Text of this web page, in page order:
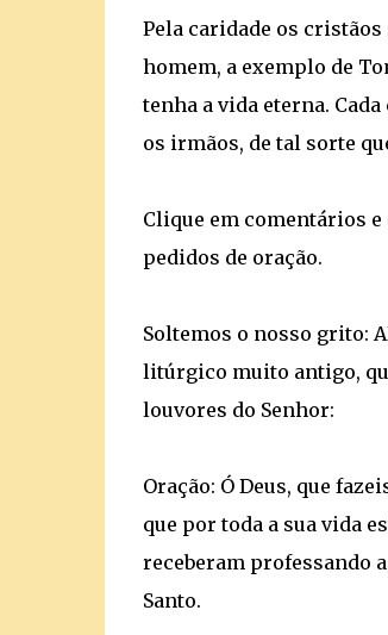
Pela caridade os
homem, a exemplo de
tenha a vida eterna.
os irmãos, de tal sorte
Clique em comentários
pedidos de oração.
Soltemos o nosso grito:
litúrgico muito antigo,
louvores do Senhor:
Oração: Ó Deus, que
que por toda a sua vida
receberam professando
Santo.